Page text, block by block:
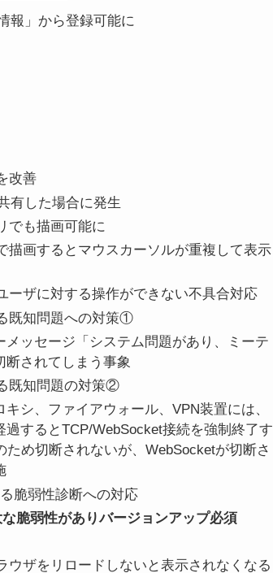
報」から登録可能に
改善
有した場合に発生
でも描画可能に
描画するとマウスカーソルが重複して表示
ーザに対する操作ができない不具合対応
既知問題への対策①
ッセージ「システム問題があり、ミーテ
断されてしまう事象
既知問題の対策②
シ、ファイアウォール、VPN装置には、
するとTCP/WebSocket接続を強制終了す
め切断されないが、WebSocketが切断さ
脆弱性診断への対応
脆弱性がありバージョンアップ必須
ザをリロードしないと表示されなくなる